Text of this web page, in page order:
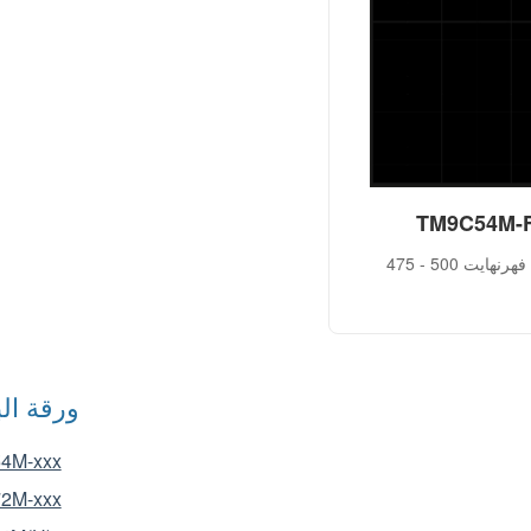
TM9C54M-
درجة فهرنهايت
ورقة
xxx
xxx